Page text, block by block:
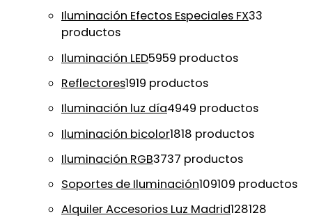
Iluminación Efectos Especiales FX33
productos
Iluminación LED5959 productos
Reflectores1919 productos
Iluminación luz día4949 productos
Iluminación bicolor1818 productos
Iluminación RGB3737 productos
Soportes de Iluminación109109 productos
Alquiler Accesorios Luz Madrid128128